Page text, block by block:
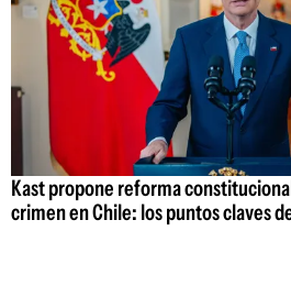
Kast propone reforma
crimen en Chile: los puntos claves